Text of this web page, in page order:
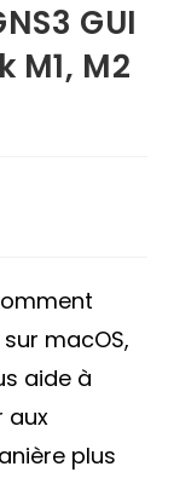
GUI
M1, M2
macOS,
aide à
aux
plus